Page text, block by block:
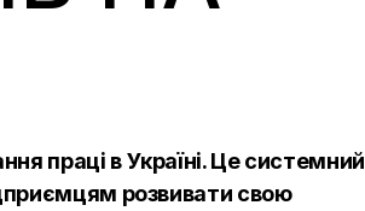
праці в Україні. Це системний
розвивати свою